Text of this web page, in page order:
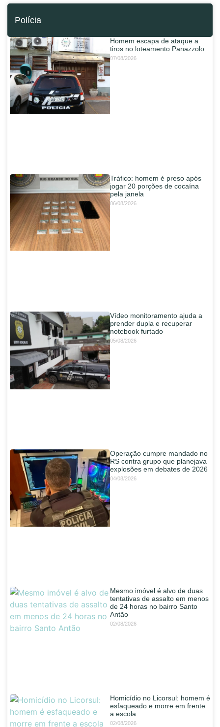
Polícia
Homem escapa de ataque a
tiros no loteamento Panazzolo
07/08/2026
Tráfico: homem é preso após
jogar 20 porções de cocaína
pela janela
06/08/2026
Vídeo monitoramento ajuda a
prender dupla e recuperar
notebook furtado
05/08/2026
Operação cumpre mandado no
RS contra grupo que planejava
explosões em debates de 2026
04/08/2026
Mesmo imóvel é alvo de duas
tentativas de assalto em menos
de 24 horas no bairro Santo
Antão
02/08/2026
Homicídio no Licorsul: homem é
esfaqueado e morre em frente
a escola
02/08/2026